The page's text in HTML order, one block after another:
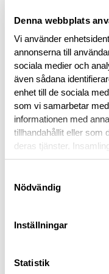
Denna webbplats
Vi använder
annonserna till
sociala medier och
även sådana
enhet till de sociala
som vi samarbetar
informationen med
tillhandahållit eller som
deras tjänster.
personuppgifter kan
Nödvändig
Inställningar
Statistik
BESKRIVNING
RECENSIONER
TRÖJOR & T-SHIRTS
-20%